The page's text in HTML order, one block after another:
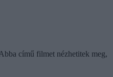
című filmet nézhetitek meg,